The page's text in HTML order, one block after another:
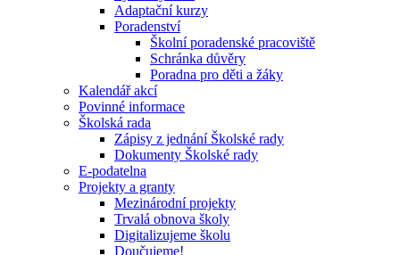
Adaptační kurzy
Poradenství
Školní poradenské pracoviště
Schránka důvěry
Poradna pro děti a žáky
Kalendář akcí
Povinné informace
Školská rada
Zápisy z jednání Školské rady
Dokumenty Školské rady
E-podatelna
Projekty a granty
Mezinárodní projekty
Trvalá obnova školy
Digitalizujeme školu
Doučujeme!